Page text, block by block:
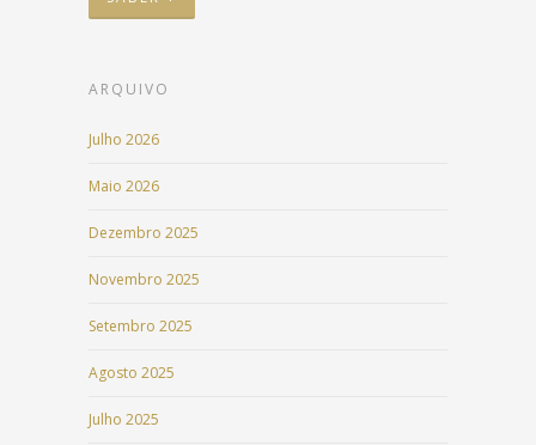
ARQUIVO
Julho 2026
Maio 2026
Dezembro 2025
Novembro 2025
Setembro 2025
Agosto 2025
Julho 2025